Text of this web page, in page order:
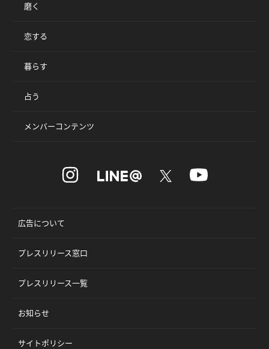
磨く
恋する
暮らす
占う
メンバーコンテンツ
広告について
プレスリリース窓口
プレスリリース一覧
お知らせ
サイトポリシー